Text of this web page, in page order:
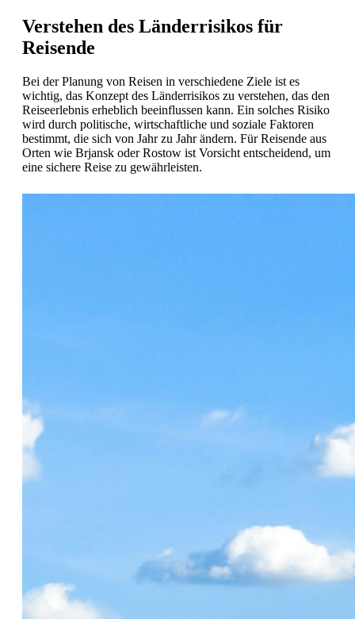
Verstehen des Länderrisikos für
Reisende
Bei der Planung von Reisen in verschiedene Ziele ist es
wichtig, das Konzept des Länderrisikos zu verstehen, das den
Reiseerlebnis erheblich beeinflussen kann. Ein solches Risiko
wird durch politische, wirtschaftliche und soziale Faktoren
bestimmt, die sich von Jahr zu Jahr ändern. Für Reisende aus
Orten wie Brjansk oder Rostow ist Vorsicht entscheidend, um
eine sichere Reise zu gewährleisten.